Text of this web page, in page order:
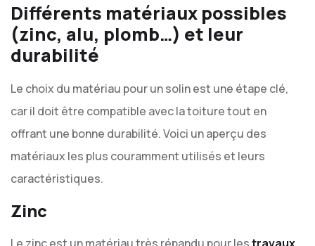
Différents matériaux possibles
(zinc, alu, plomb…) et leur
durabilité
Le choix du matériau pour un solin est une étape clé,
car il doit être compatible avec la toiture tout en
offrant une bonne durabilité. Voici un aperçu des
matériaux les plus couramment utilisés et leurs
caractéristiques.
Zinc